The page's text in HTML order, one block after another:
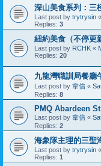
深山美食系列：三
Last post by trytrysin «
Replies: 3
紐約美食（不停更
Last post by RCHK «
Replies: 20
九龍灣職訓局餐廳
Last post by 韋信 «
Replies: 8
PMQ Abardeen
Last post by 韋信 «
Replies: 2
海象隊主理的三聖
Last post by trytrysin «
Replies: 1